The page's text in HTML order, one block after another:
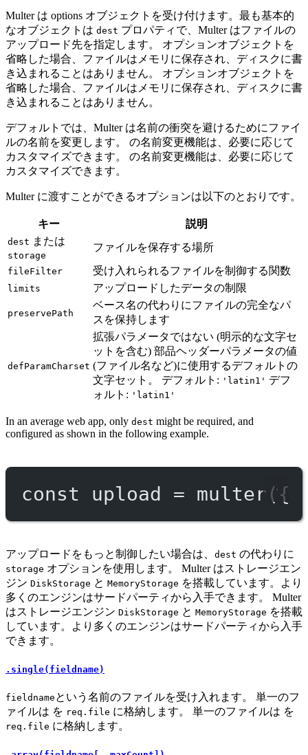
Multer は options オブジェクトを受け付けます。最も基本的
なオブジェクトは dest プロパティで、Multer はファイルの
アップロード先を指定します。 オプションオブジェクトを
省略した場合、ファイルはメモリに保存され、ディスクに書
き込まれることはありません。 オプションオブジェクトを
省略した場合、ファイルはメモリに保存され、ディスクに書
き込まれることはありません。
デフォルトでは、Multer は名前の衝突を避けるためにファイ
ルの名前を変更します。 の名前変更機能は、必要に応じて
カスタマイズできます。 の名前変更機能は、必要に応じて
カスタマイズできます。
Multer に渡すことができるオプションは以下のとおりです。
キー 説明
dest または
storage
ファイルを保存する場所
fileFilter 受け入れられるファイルを制御する関数
limits アップロードしたデータの制限
preservePath
ベース名の代わりにファイルの完全なパ
スを保持します
defParamCharset
拡張パラメータではない (明示的な文字セ
ットを含む) 部品ヘッダーパラメータの値
(ファイル名など)に使用するデフォルトの
文字セット。 デフォルト: 'latin1' デフ
ォルト: 'latin1'
In an average web app, only dest might be required, and
configured as shown in the following example.
const upload = multer ({
アップロードをもっと制御したい場合は、 dest の代わりに
storage オプションを使用します。 Multer はストレージエン
ジン DiskStorage と MemoryStorage を搭載しています。より
多くのエンジンはサードパーティから入手できます。 Multer
はストレージエンジン DiskStorage と MemoryStorage を搭載
しています。より多くのエンジンはサードパーティから入手
できます。
.single(fieldname)
fieldname という名前のファイルを受け入れます。 単一のフ
ァイルは を req.file に格納します。 単一のファイルは を
req.file に格納します。